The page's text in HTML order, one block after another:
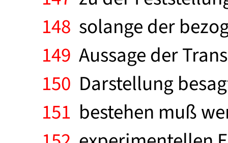
148 solange der
149 Aussage der
150 Darstellung
151 bestehen muß